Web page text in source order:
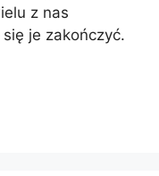
z nas
je zakończyć.